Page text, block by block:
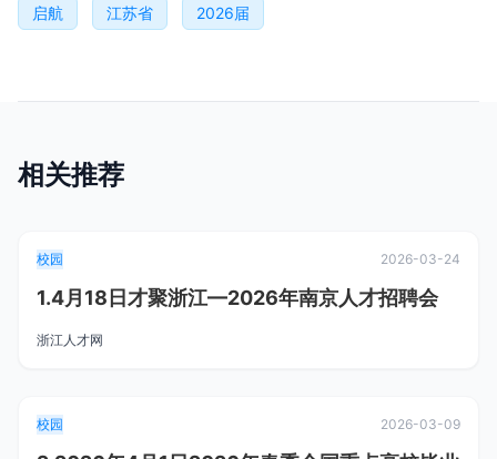
启航 江苏省 2026届
相关推荐
校园 2026-03-24
1.4月18日才聚浙江—2026年南京人才招聘会
浙江人才网
校园 2026-03-09